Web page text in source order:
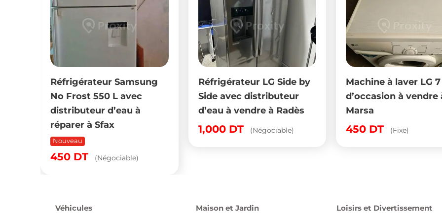
Réfrigérateur Samsung
No Frost 550 L avec
distributeur d’eau à
réparer à Sfax
Nouveau
450 DT (Négociable)
Réfrigérateur LG Side by
Side avec distributeur
d’eau à vendre à Radès
1,000 DT (Négociable)
Machine à laver LG
d’occasion à vendre
Marsa
450 DT (Fixe)
Véhicules
Maison et Jardin
Loisirs et Divertissement